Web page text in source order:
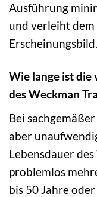
Ausführung
und verleiht dem
Erscheinungsbild.
Wie lange ist die
des Weckman
Bei
aber
Lebensdauer
problemlos
bis 50 Jahre